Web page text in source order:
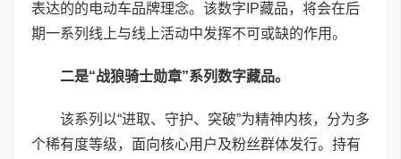
表达的的电动车品牌理念。该数字IP藏品，将会在后
期一系列线上与线上活动中发挥不可或缺的作用。
二是“战狼骑士勋章”系列数字藏品。
该系列以“进取、守护、突破”为精神内核，分为多
个稀有度等级，面向核心用户及粉丝群体发行。持有